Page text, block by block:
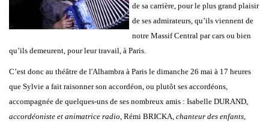
de sa carrière, pour le plus grand plaisir
de ses admirateurs, qu’ils viennent de
notre Massif Central par cars ou bien
qu’ils demeurent, pour leur travail, à Paris.
C’est donc au théâtre de l'Alhambra à Paris le dimanche 26 mai à 17 heures
que Sylvie a fait raisonner son accordéon, ou plutôt ses accordéons,
accompagnée de quelques-uns de ses nombreux amis : Isabelle DURAND,
accordéoniste et animatrice radio , Rémi BRICKA, chanteur des enfants